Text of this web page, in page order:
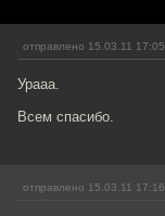
отправлено 15.03.11 17:05
Урааа.
Всем спасибо.
отправлено 15.03.11 17:16